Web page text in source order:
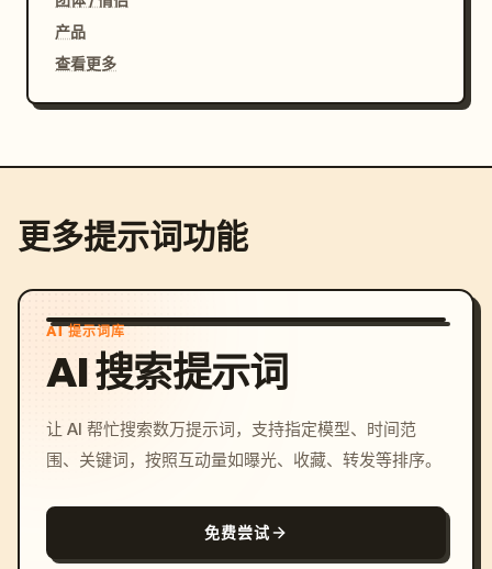
产品
查看更多
更多提示词功能
AI 提示词库
AI 搜索提示词
让 AI 帮忙搜索数万提示词，支持指定模型、时间范
围、关键词，按照互动量如曝光、收藏、转发等排序。
免费尝试